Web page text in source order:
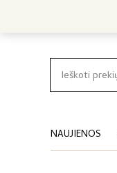
Ieškoti:
NAUJIENOS